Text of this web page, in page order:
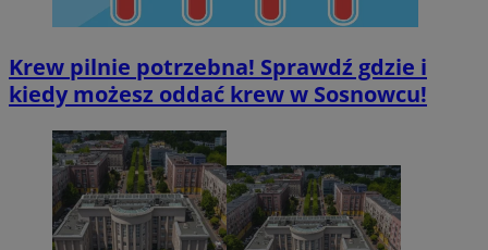
Krew pilnie potrzebna! Sprawdź gdzie i
kiedy możesz oddać krew w Sosnowcu!